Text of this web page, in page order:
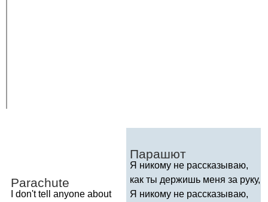
Parachute
don't tell anyone about
Парашют
Я никому не рассказываю,
как ты держишь меня за руку,
Я никому не рассказываю,